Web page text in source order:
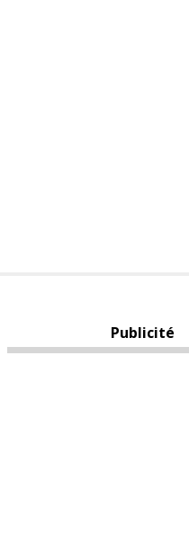
Publicité